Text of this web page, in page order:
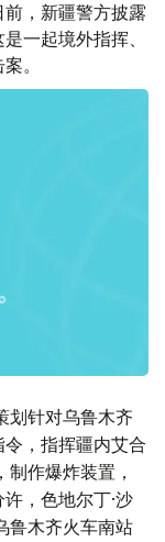
，新疆警方披露
一起境外指挥、
。
划针对乌鲁木齐
，指挥疆内艾合
作爆炸装置，
，色地尔丁·沙
鲁木齐火车南站